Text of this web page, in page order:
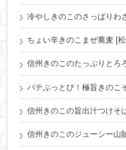
冷やしきのこのさっぱりわ
ちょい辛きのこまぜ蕎麦 [松
信州きのこのたっぷりとろ
バテぶっとび！極旨きのこ
信州きのこの旨出汁つけそ
信州きのこのジューシー山